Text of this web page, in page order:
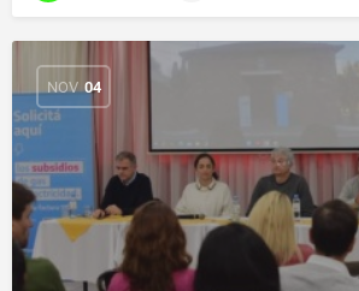
NOV 04